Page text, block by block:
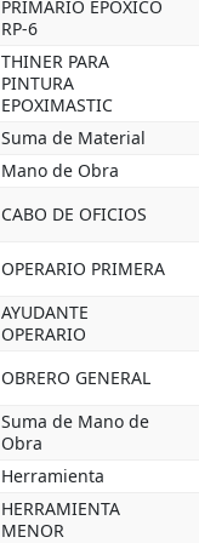
PRIMARIO EPOXICO
RP-6
THINER PARA
PINTURA
EPOXIMASTIC
Suma de Material
Mano de Obra
CABO DE OFICIOS
OPERARIO PRIMERA
AYUDANTE
OPERARIO
OBRERO GENERAL
Suma de Mano de
Obra
Herramienta
HERRAMIENTA
MENOR